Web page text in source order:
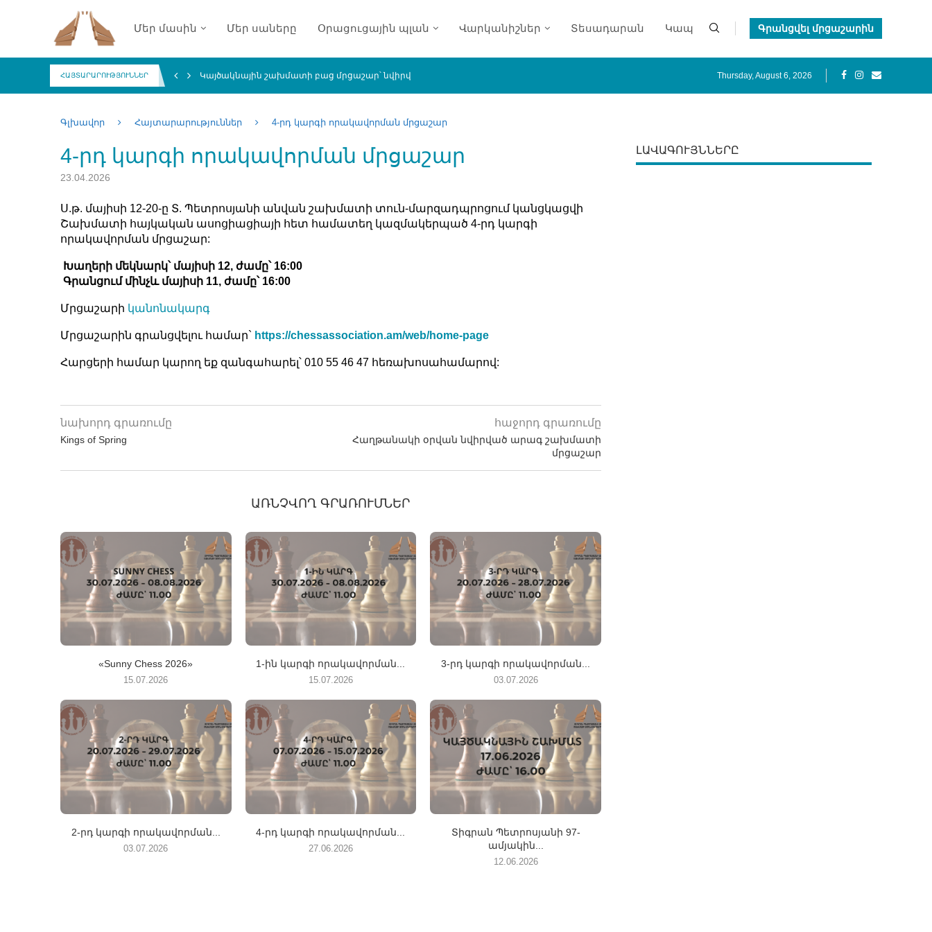
Մեր մասին Մեր սաները Օրացուցային պլան Վարկանիշներ Տեսադարան Կապ Գրանցվել մրցաշարին
ՀԱՅՏԱՐԱՐՈՒԹՅՈՒՆՆԵՐ Կայծակնային շախմատի բաց մրցաշար՝ նվիրված աշխարհի 9-րդ չեմպիոն Տիգրան Պետրոսյանի 96-ամյակին։ Thursday, August 6, 2026
Գլխավոր Հայտարարություններ 4-րդ կարգի որակավորման մրցաշար
4-րդ կարգի որակավորման մրցաշար
23.04.2026
Ս.թ. մայիսի 12-20-ը Տ. Պետրոսյանի անվան շախմատի տուն-մարզադպրոցում կանցկացվի
Շախմատի հայկական ասոցիացիայի հետ համատեղ կազմակերպած 4-րդ կարգի
որակավորման մրցաշար:
Խաղերի մեկնարկ՝ մայիսի 12, ժամը՝ 16:00
Գրանցում մինչև մայիսի 11, ժամը՝ 16:00
Մրցաշարի կանոնակարգ
Մրցաշարին գրանցվելու համար` https://chessassociation.am/web/home-page
Հարցերի համար կարող եք զանգահարել՝ 010 55 46 47 հեռախոսահամարով:
նախորդ գրառումը
Kings of Spring
հաջորդ գրառումը
Հաղթանակի օրվան նվիրված արագ շախմատի
մրցաշար
ԱՌՆՉՎՈՂ ԳՐԱՌՈՒՄՆԵՐ
«Sunny Chess 2026»
15.07.2026
1-ին կարգի որակավորման...
15.07.2026
3-րդ կարգի որակավորման...
03.07.2026
2-րդ կարգի որակավորման...
03.07.2026
4-րդ կարգի որակավորման...
27.06.2026
Տիգրան Պետրոսյանի 97-
ամյակին...
12.06.2026
ԼԱՎԱԳՈՒՅՆՆԵՐԸ